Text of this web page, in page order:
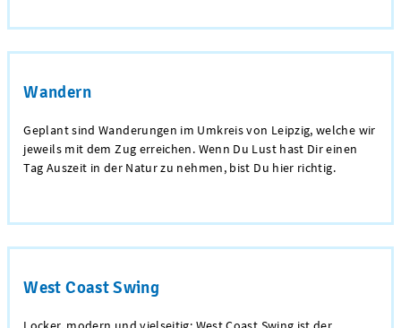
Wandern
Geplant sind Wanderungen im Umkreis von Leipzig, welche wir
jeweils mit dem Zug erreichen. Wenn Du Lust hast Dir einen
Tag Auszeit in der Natur zu nehmen, bist Du hier richtig.
West Coast Swing